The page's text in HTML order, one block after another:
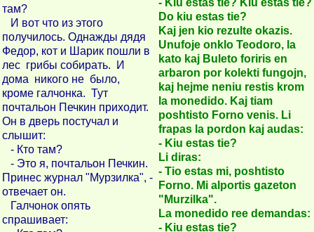
там?
И вот что из этого
получилось. Однажды дядя
Федор, кот и Шарик пошли в
лес грибы собирать. И
дома никого не было,
кроме галчонка. Тут
почтальон Печкин приходит.
Он в дверь постучал и
слышит:
- Кто там?
- Это я, почтальон Печкин.
Принес журнал "Мурзилка", -
отвечает он.
Галчонок опять
спрашивает:
- Kiu estas tie? Kiu estas tie?
Do kiu estas tie?
Kaj jen kio rezulte okazis.
Unufoje onklo Teodoro, la
kato kaj Buleto foriris en
arbaron por kolekti fungojn,
kaj hejme neniu restis krom
la monedido. Kaj tiam
poshtisto Forno venis. Li
frapas la pordon kaj audas:
- Kiu estas tie?
Li diras:
- Tio estas mi, poshtisto
Forno. Mi alportis gazeton
"Murzilka".
La monedido ree demandas:
- Kiu estas tie?